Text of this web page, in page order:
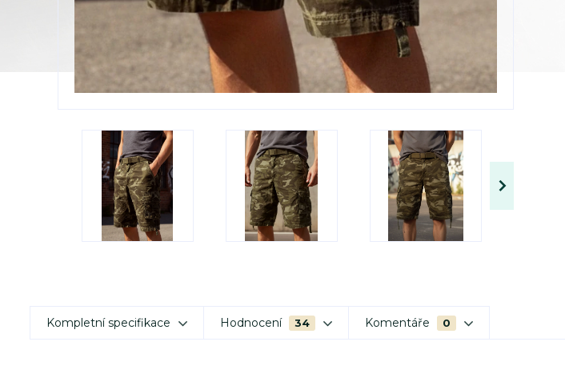
Kompletní specifikace Hodnocení 34 Komentáře 0